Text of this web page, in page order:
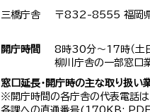
三橋庁舎 〒832-8555 福岡
開庁時間
8時30分～17時（土
柳川庁舎の一部窓口
窓口延長・開庁時の主な取り扱い
※開庁時間の各庁舎の代表電話は
各課への直通番号(170KB; PDF